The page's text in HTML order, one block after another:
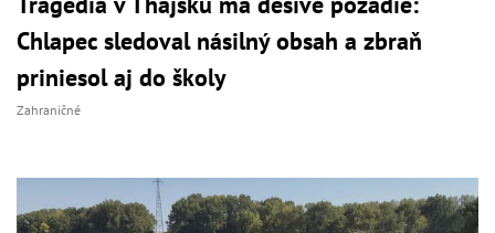
Chlapec sledoval násilný obsah a zbraň
priniesol aj do školy
Zahraničné